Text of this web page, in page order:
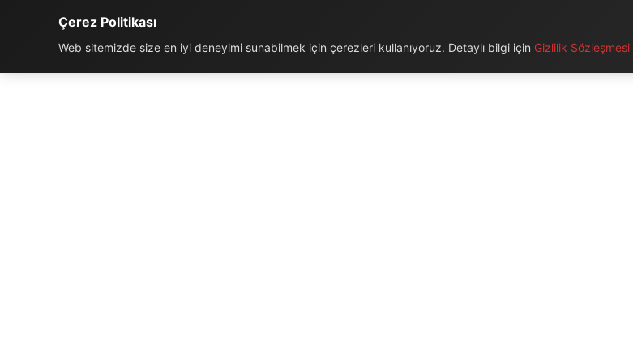
Çerez Politikası
Web sitemizde size en iyi deneyimi sunabilmek için çerezleri kullanıyoruz. Detaylı bilgi için Gizlilik Sözleşmesi